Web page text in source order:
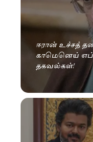
ஈரான் உச்சத்
காமெனெய்
தகவல்கள்!